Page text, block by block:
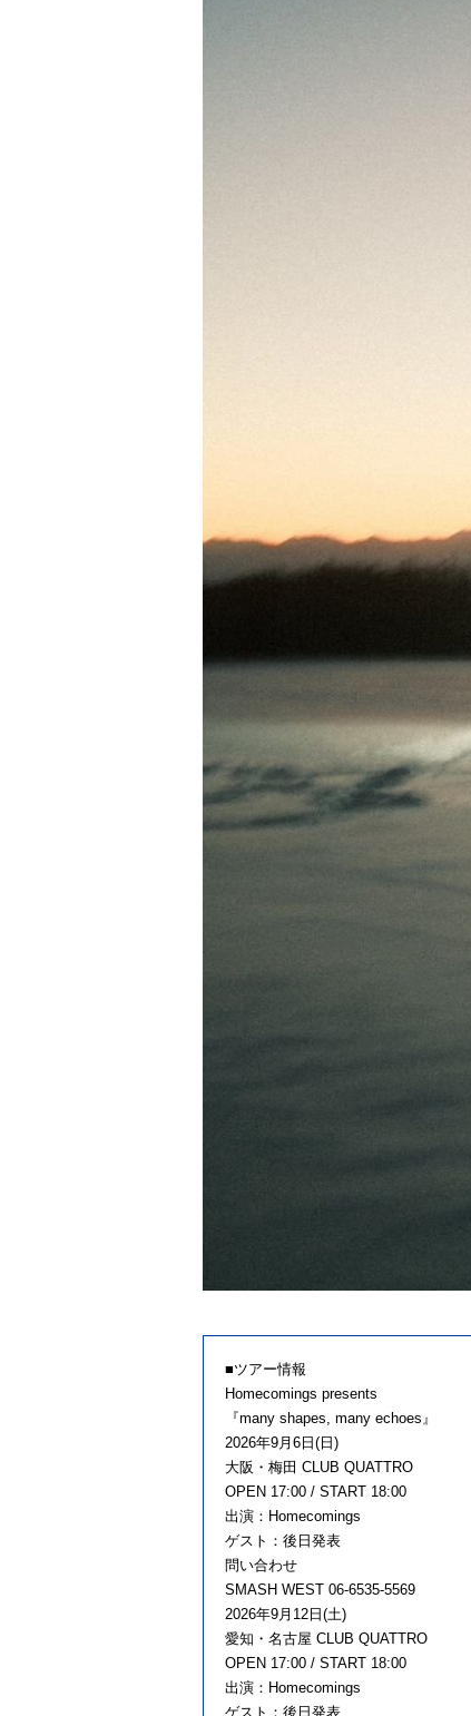
■ツアー情報
Homecomings presents
『many shapes, many echoes』
2026年9月6日(日)
大阪・梅田 CLUB QUATTRO
OPEN 17:00 / START 18:00
出演：Homecomings
ゲスト：後日発表
問い合わせ
SMASH WEST 06-6535-5569
2026年9月12日(土)
愛知・名古屋 CLUB QUATTRO
OPEN 17:00 / START 18:00
出演：Homecomings
ゲスト：後日発表